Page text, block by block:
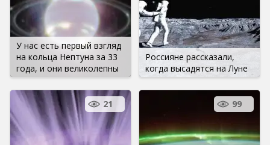
У нас есть первый взгляд
на кольца Нептуна за 33
года, и они великолепны
Россияне рассказали,
когда высадятся на Луне
21 99